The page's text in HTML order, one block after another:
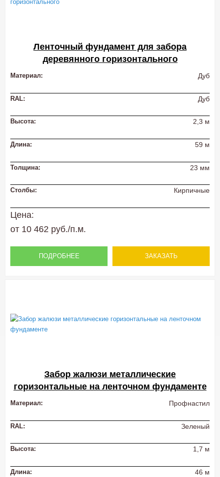
Ленточный фундамент для забора
деревянного горизонтального
Материал: Дуб
RAL: Дуб
Высота: 2,3 м
Длина: 59 м
Толщина: 23 мм
Столбы: Кирпичные
Цена:
от 10 462 руб./п.м.
ПОДРОБНЕЕ ЗАКАЗАТЬ
Забор жалюзи металлические
горизонтальные на ленточном фундаменте
Материал: Профнастил
RAL: Зеленый
Высота: 1,7 м
Длина: 46 м